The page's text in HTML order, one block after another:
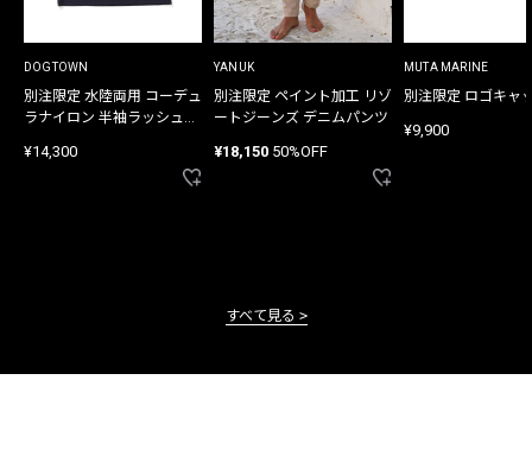
DOGTOWN
別注限定 水陸両用 コーデュ
ラナイロン 半袖ラッシュガ
¥14,300
YANUK
別注限定 ペイント加工 リゾ
ートジーンズ デニムパンツ
¥18,150 50%OFF
MUTA MARINE
別注限定 ロゴキャ
¥9,900
すべて見る